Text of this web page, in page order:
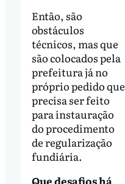
Então, são
obstáculos
técnicos, mas que
são colocados pela
prefeitura já no
próprio pedido que
precisa ser feito
para instauração
do procedimento
de regularização
fundiária.
Que desafios há